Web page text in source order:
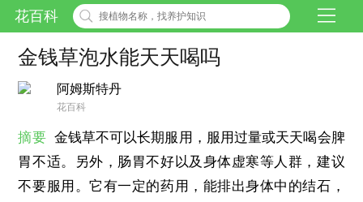
花百科
金钱草泡水能天天喝吗
阿姆斯特丹
花百科
摘要 金钱草不可以长期服用，服用过量或天天喝会脾
胃不适。另外，肠胃不好以及身体虚寒等人群，建议
不要服用。它有一定的药用，能排出身体中的结石，